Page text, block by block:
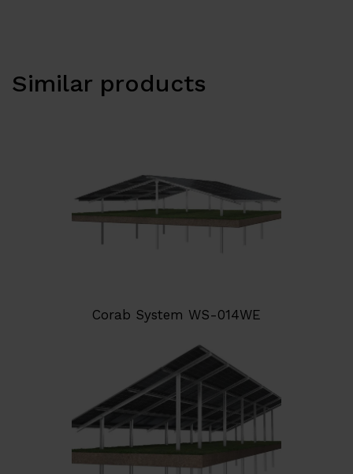
Similar products
Corab System WS-014WE